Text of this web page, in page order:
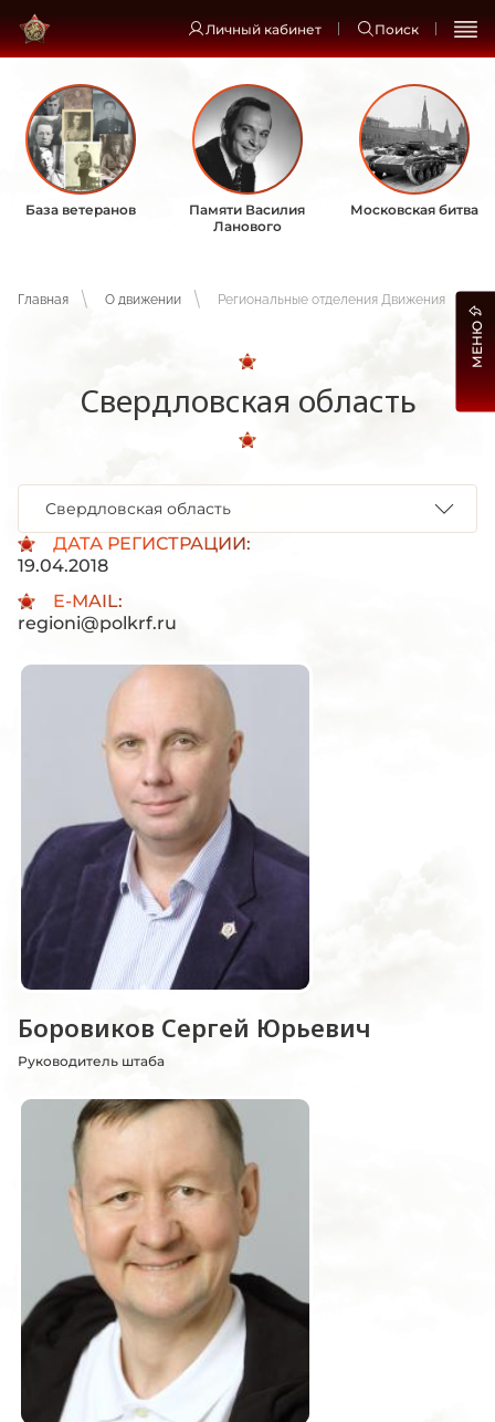
Личный кабинет Поиск
База ветеранов
Памяти Василия
Ланового
Московская битва
Главная О движении Региональные отделения Движения
Свердловская область
ДАТА РЕГИСТРАЦИИ:
19.04.2018
E-MAIL:
regioni@polkrf.ru
Свердловская область
Боровиков Сергей Юрьевич
Руководитель штаба
МЕНЮ